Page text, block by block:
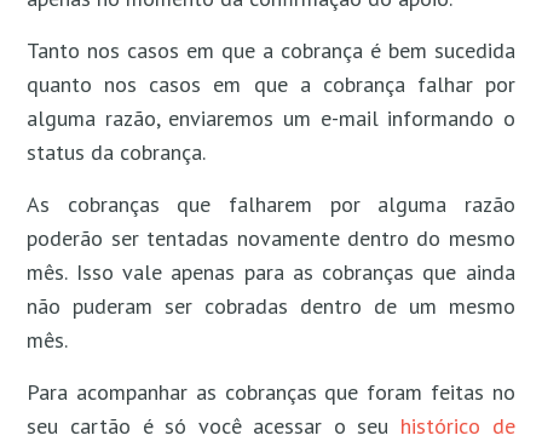
Tanto nos casos em que a cobrança é bem sucedida
quanto nos casos em que a cobrança falhar por
alguma razão, enviaremos um e-mail informando o
status da cobrança.
As cobranças que falharem por alguma razão
poderão ser tentadas novamente dentro do mesmo
mês. Isso vale apenas para as cobranças que ainda
não puderam ser cobradas dentro de um mesmo
mês.
Para acompanhar as cobranças que foram feitas no
seu cartão é só você acessar o seu histórico de